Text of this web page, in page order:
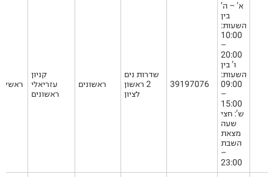
קניון
עזריאלי
ראשונים
ראשונים
שדרות נים
2 ראשון
לציון
39197076
א’ – ה’
בין
השעות:
10:00
–
20:00
ו’ בין
השעות:
09:00
–
15:00
ש’: חצי
שעה
מצאת
השבת
–
23:00